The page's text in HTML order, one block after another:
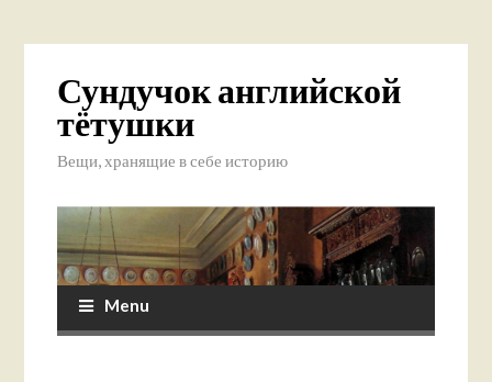
Сундучок английской
тётушки
Вещи, хранящие в себе историю
Menu